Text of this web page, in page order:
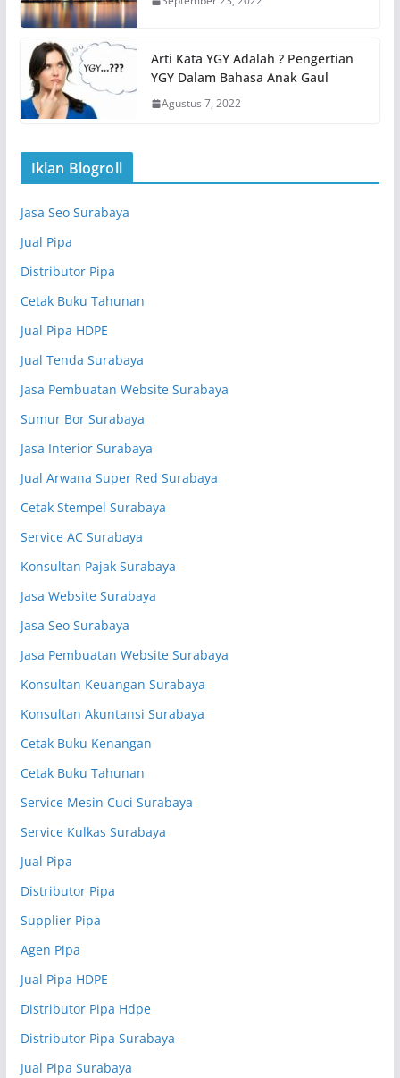
Arti Kata YGY Adalah ? Pengertian
YGY Dalam Bahasa Anak Gaul
Agustus 7, 2022
Iklan Blogroll
Jasa Seo Surabaya
Jual Pipa
Distributor Pipa
Cetak Buku Tahunan
Jual Pipa HDPE
Jual Tenda Surabaya
Jasa Pembuatan Website Surabaya
Sumur Bor Surabaya
Jasa Interior Surabaya
Jual Arwana Super Red Surabaya
Cetak Stempel Surabaya
Service AC Surabaya
Konsultan Pajak Surabaya
Jasa Website Surabaya
Jasa Seo Surabaya
Jasa Pembuatan Website Surabaya
Konsultan Keuangan Surabaya
Konsultan Akuntansi Surabaya
Cetak Buku Kenangan
Cetak Buku Tahunan
Service Mesin Cuci Surabaya
Service Kulkas Surabaya
Jual Pipa
Distributor Pipa
Supplier Pipa
Agen Pipa
Jual Pipa HDPE
Distributor Pipa Hdpe
Distributor Pipa Surabaya
Jual Pipa Surabaya